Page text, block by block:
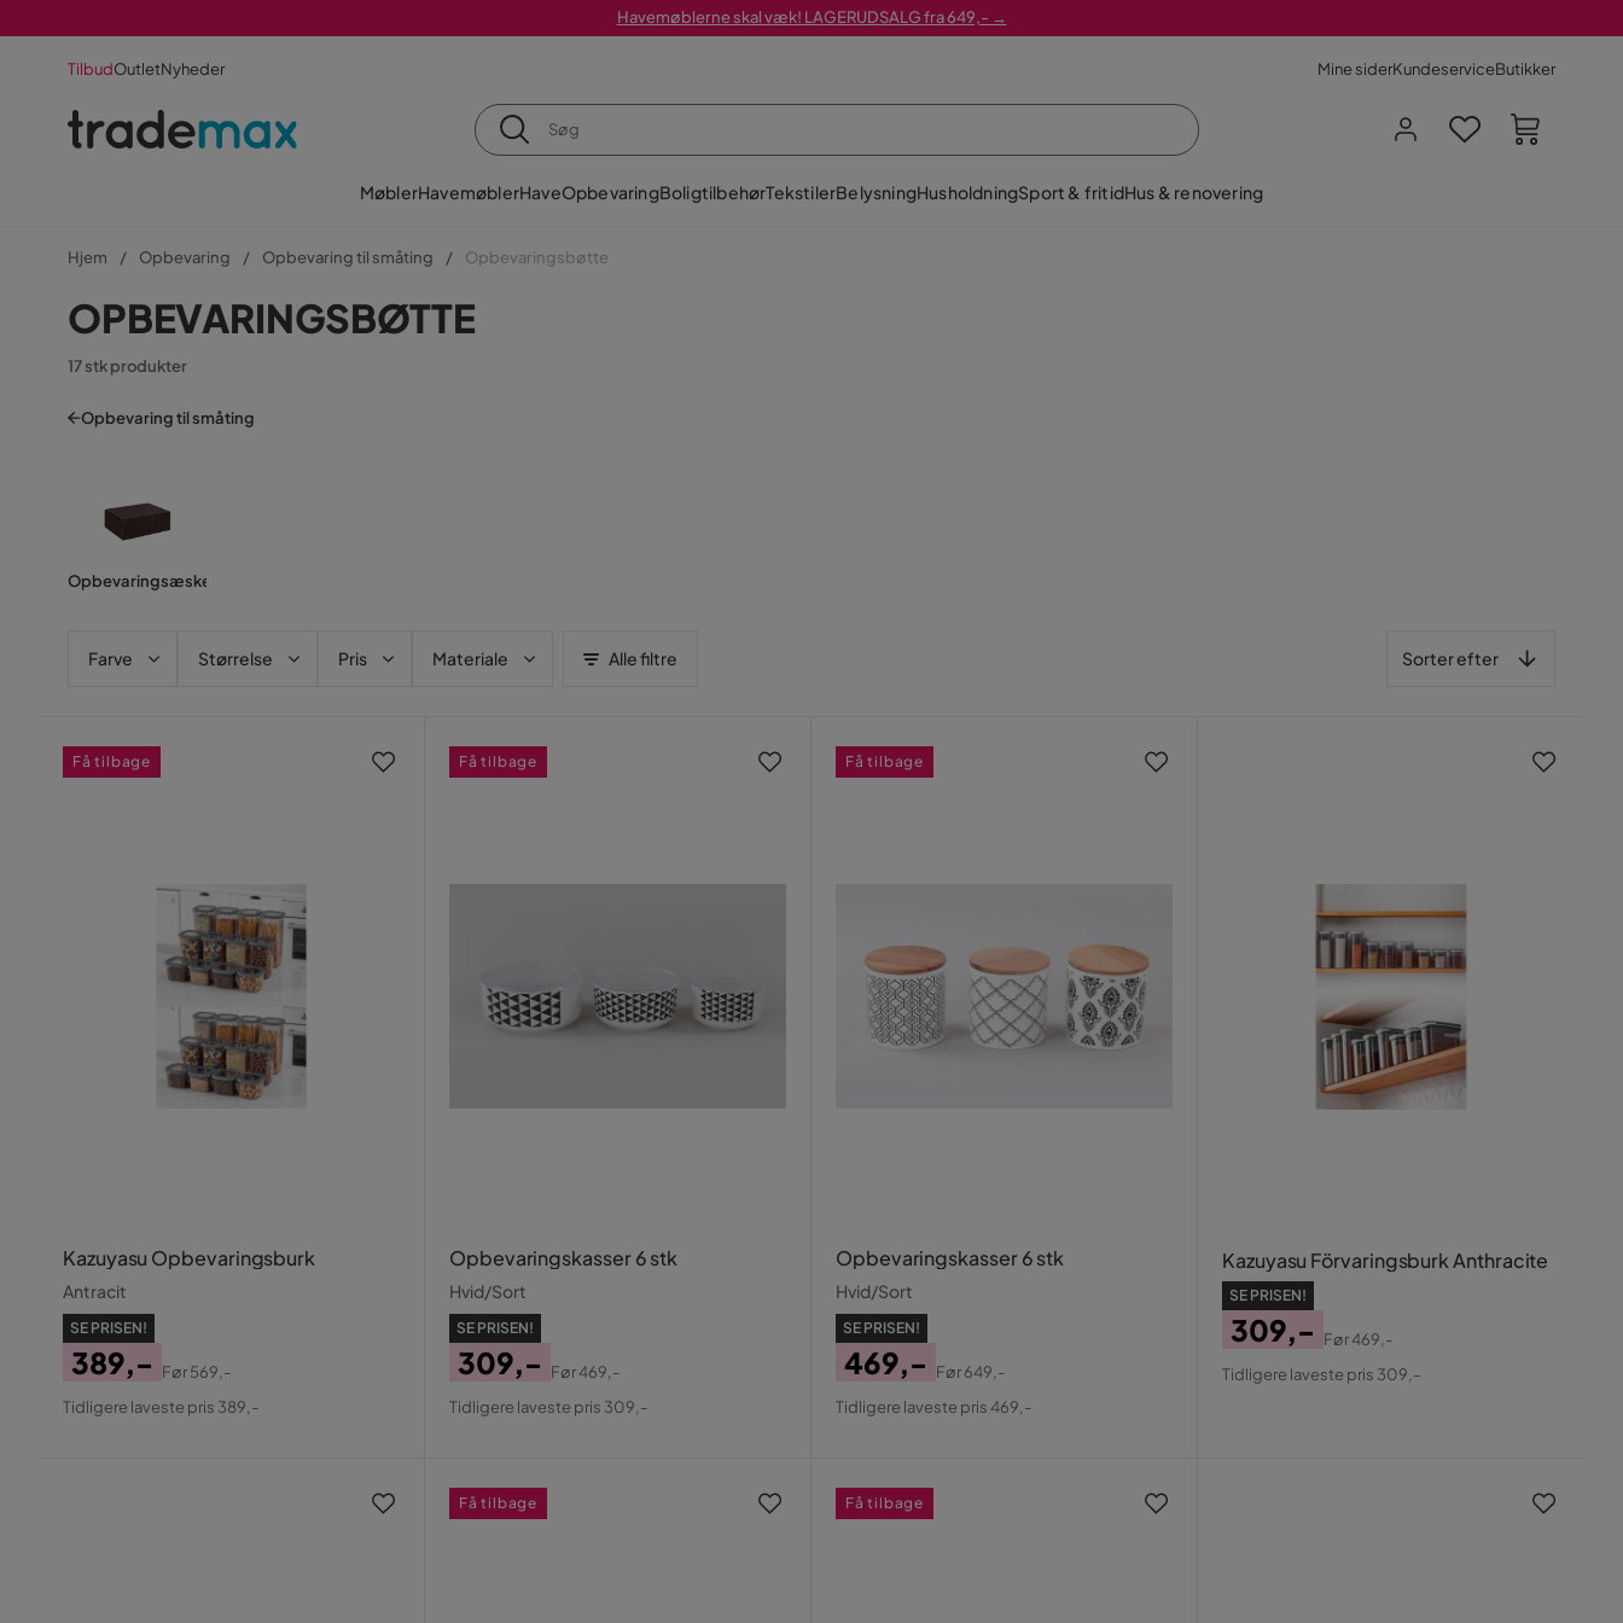
Havemøblerne skal væk! LAGERUDSALG fra 649,- →
TilbudOutletNyheder Mine siderKundeserviceButikker
MøblerHavemøblerHaveOpbevaringBoligtilbehørTekstilerBelysningHusholdningSport & fritidHus & renovering
Hjem Opbevaring Opbevaring til småting Opbevaringsbøtte
OPBEVARINGSBØTTE
17 stk produkter
Opbevaring til småting
Opbevaringsæske
Farve Størrelse Pris Materiale Alle filtre Sorter efter
Kazuyasu Opbevaringsburk
Antracit
SE PRISEN!
Pris
389,-
Original
Før569,-
Tidligere laveste pris 389,-
Få tilbage
Opbevaringskasser 6 stk
Hvid/Sort
SE PRISEN!
Pris
309,-
Original
Før469,-
Tidligere laveste pris 309,-
Få tilbage
Opbevaringskasser 6 stk
Hvid/Sort
SE PRISEN!
Pris
469,-
Original
Før649,-
Tidligere laveste pris 469,-
Få tilbage
Kazuyasu Förvaringsburk Anthracite
SE PRISEN!
Pris
309,-
Original
Før469,-
Tidligere laveste pris 309,-
Få tilbage Få tilbage